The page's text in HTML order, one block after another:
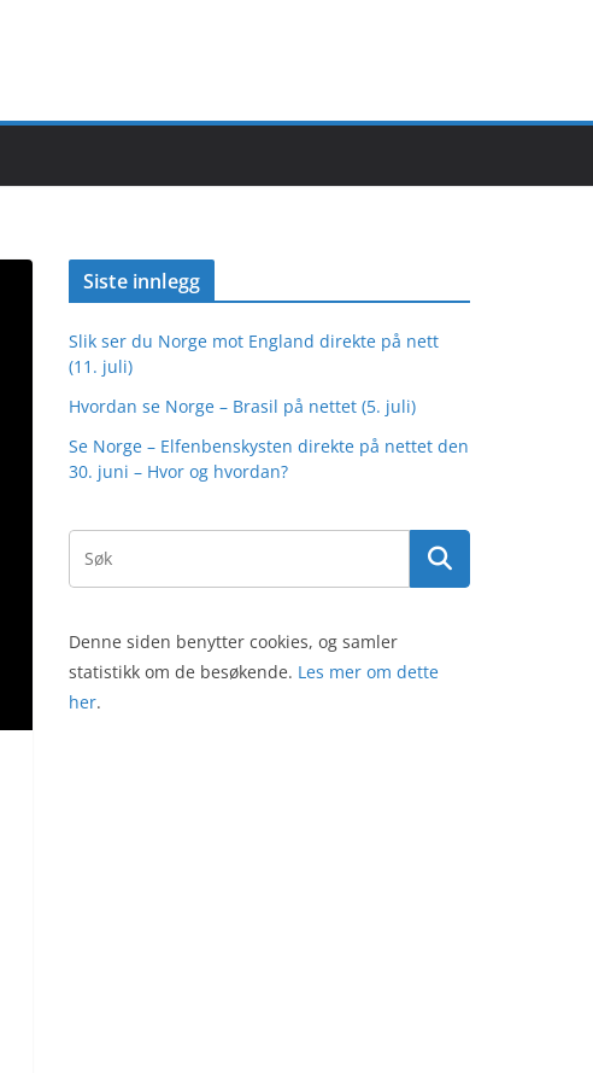
Siste innlegg
Slik ser du Norge mot England direkte på nett
(11. juli)
Hvordan se Norge – Brasil på nettet (5. juli)
Se Norge – Elfenbenskysten direkte på nettet den
30. juni – Hvor og hvordan?
Denne siden benytter cookies, og samler
statistikk om de besøkende. Les mer om dette
her.